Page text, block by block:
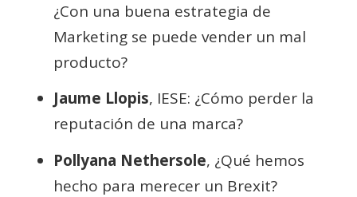
¿Con una buena estrategia de
Marketing se puede vender un mal
producto?
Jaume Llopis, IESE: ¿Cómo perder la
reputación de una marca?
Pollyana Nethersole, ¿Qué hemos
hecho para merecer un Brexit?